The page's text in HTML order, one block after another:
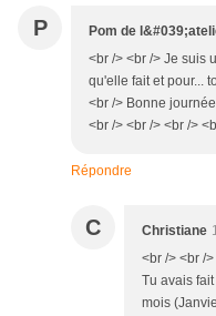
P Pom de
<br /> <br /> Je suis
qu'elle fait et pour...
<br /> Bonne
<br /> <br /> <br />
Répondre
C Christiane
<br /> <br /
Tu avais
mois